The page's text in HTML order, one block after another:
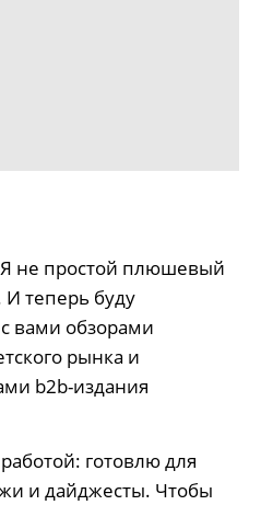
не простой плюшевый
теперь буду
вами обзорами
рынка и
b2b-издания
готовлю для
и дайджесты. Чтобы